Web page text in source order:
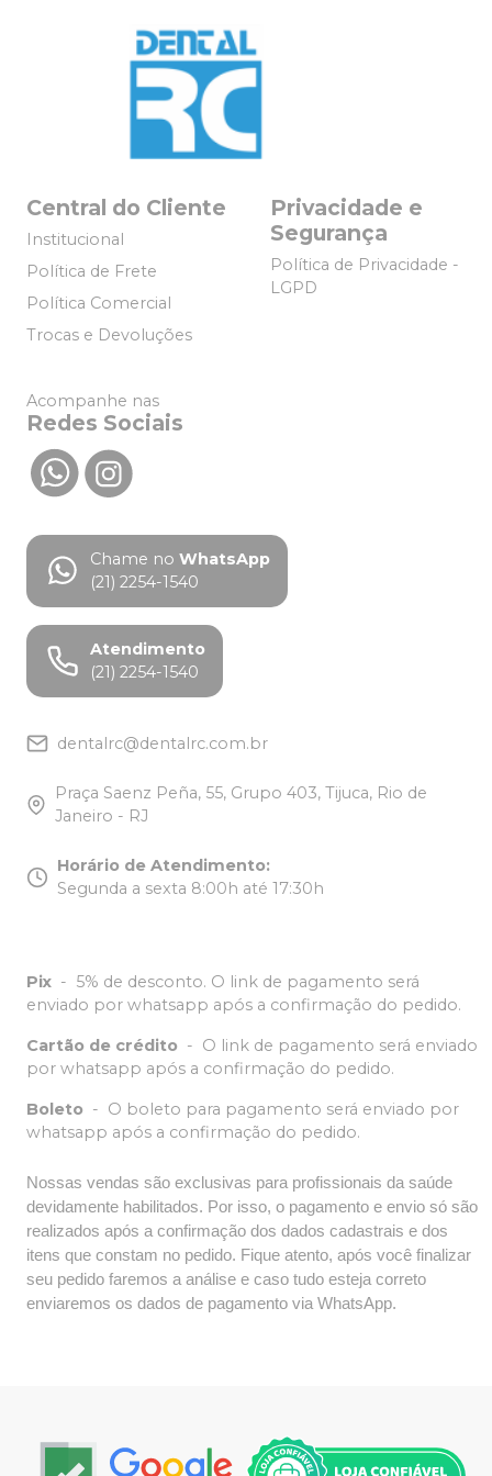
Central do Cliente
Institucional
Política de Frete
Política Comercial
Trocas e Devoluções
Privacidade e
Segurança
Política de Privacidade -
LGPD
Acompanhe nas
Redes Sociais
Chame no WhatsApp
(21) 2254-1540
Atendimento
(21) 2254-1540
dentalrc@dentalrc.com.br
Praça Saenz Peña, 55, Grupo 403, Tijuca, Rio de
Janeiro - RJ
Horário de Atendimento:
Segunda a sexta 8:00h até 17:30h
Pix - 5% de desconto. O link de pagamento será
enviado por whatsapp após a confirmação do pedido.
Cartão de crédito - O link de pagamento será enviado
por whatsapp após a confirmação do pedido.
Boleto - O boleto para pagamento será enviado por
whatsapp após a confirmação do pedido.
Nossas vendas são exclusivas para profissionais da saúde
devidamente habilitados. Por isso, o pagamento e envio só são
realizados após a confirmação dos dados cadastrais e dos
itens que constam no pedido. Fique atento, após você finalizar
seu pedido faremos a análise e caso tudo esteja correto
enviaremos os dados de pagamento via WhatsApp.